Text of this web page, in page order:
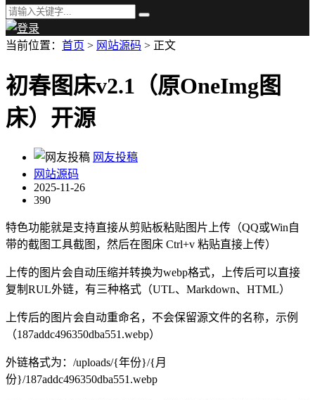
当前位置： 首页 > 网站源码 > 正文
初春图床v2.1（原OneImg图
床）开源
网友投稿
网站源码
2025-11-26
390
特色功能就是支持直接从剪贴板粘贴图片上传（QQ或Win自
带的截图工具截图，然后在图床 Ctrl+v 粘贴直接上传）
上传的图片会自动压缩并转换为webp格式，上传后可以直接
复制RUL外链，有三种格式（UTL、Markdown、HTML）
上传后的图片会自动重命名，不会保留源文件的名称，示例
（187addc496350dba551.webp）
外链格式为：/uploads/{年份}/{月
份}/187addc496350dba551.webp